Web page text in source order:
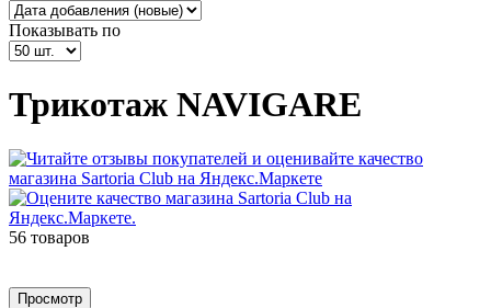
Показывать по
Трикотаж NAVIGARE
56 товаров
Просмотр